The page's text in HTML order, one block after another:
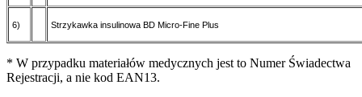
6) Strzykawka insulinowa BD Micro-Fine Plus
* W przypadku materiałów medycznych jest to Numer Świadectwa
Rejestracji, a nie kod EAN13.